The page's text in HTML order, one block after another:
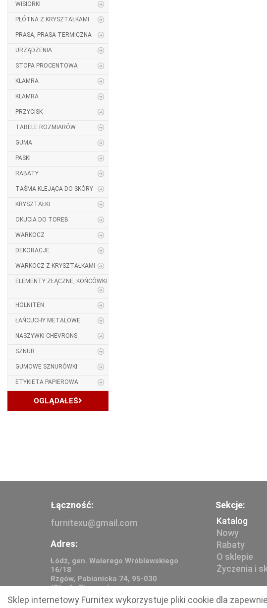
WISIORKI
PŁÓTNA Z KRYSZTAŁKAMI
PRASA, PRASA TERMICZNA
URZĄDZENIA
STOPA PROCENTOWA
KLAMRA
KLAMRA
PRZYCISK
TABELE ROZMIARÓW
GUMA
PASKI
RABATY
TAŚMA KLEJĄCA DO SKÓRY
KRYSZTAŁKI
OKUCIA DO TOREB
WARKOCZ
DEKORACJE
WARKOCZ Z KRYSZTAŁKAMI
ELEMENTY ZŁĄCZNE, KOŃCÓWKI
HOLNITEN
ŁAŃCUCHY METALOWE
NASZYWKI CHEVRONS
SZNUR
GUMOWE SZNURÓWKI
ETYKIETA PAPIEROWA
OGLĄDAŁEŚ
Łączność:
furnitexu@gmail.com
Adres:
Łódź, gen. Walerego Wróblewskiego
16/18
Rzgów, Pabianicka 74, 95-030
(Strefa Biznesu)
Sekcje:
Katalog
Nowy
Rabaty
O sklepie
Życzenia i
Sklep internetowy Furnitex wykorzystuje pliki cookie dla